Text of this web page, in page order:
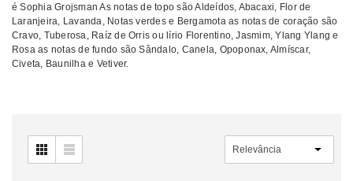
é Sophia Grojsman As notas de topo são Aldeídos, Abacaxi, Flor de
Laranjeira, Lavanda, Notas verdes e Bergamota as notas de coração são
Cravo, Tuberosa, Raíz de Orris ou lírio Florentino, Jasmim, Ylang Ylang e
Rosa as notas de fundo são Sândalo, Canela, Opoponax, Almíscar,
Civeta, Baunilha e Vetiver.